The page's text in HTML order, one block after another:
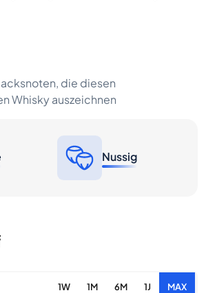
die diesen
Whisky auszeichnen
Nussig
1W 1M 6M 1J MAX